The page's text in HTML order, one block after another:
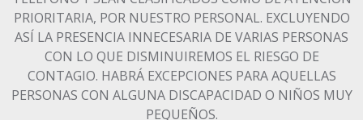
PRIORITARIA, POR NUESTRO PERSONAL. EXCLUYENDO
ASÍ LA PRESENCIA INNECESARIA DE VARIAS PERSONAS
CON LO QUE DISMINUIREMOS EL RIESGO DE
CONTAGIO. HABRÁ EXCEPCIONES PARA AQUELLAS
PERSONAS CON ALGUNA DISCAPACIDAD O NIÑOS MUY
PEQUEÑOS.